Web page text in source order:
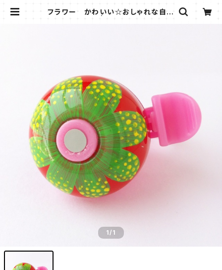
フラワー かわいい☆おしゃれな自転
1/1